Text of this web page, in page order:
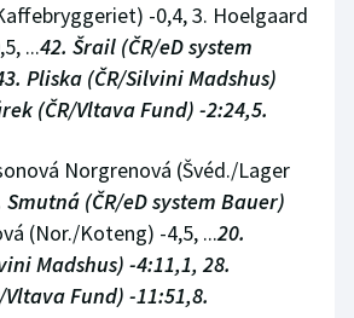
-0,4, 3. Hoelgaard
...42. Šrail (ČR/eD system
Pliska (ČR/Silvini Madshus)
(ČR/Vltava Fund) -2:24,5.
Norgrenová (Švéd./Lager
Smutná (ČR/eD system Bauer)
(Nor./Koteng) -4,5, ...20.
Madshus) -4:11,1, 28.
Fund) -11:51,8.